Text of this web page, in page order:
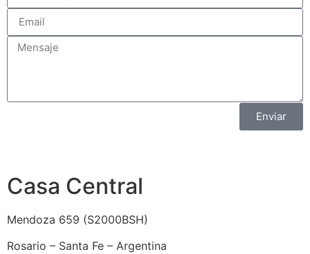
Casa Central
Mendoza 659 (S2000BSH)
Rosario – Santa Fe – Argentina
Enviar